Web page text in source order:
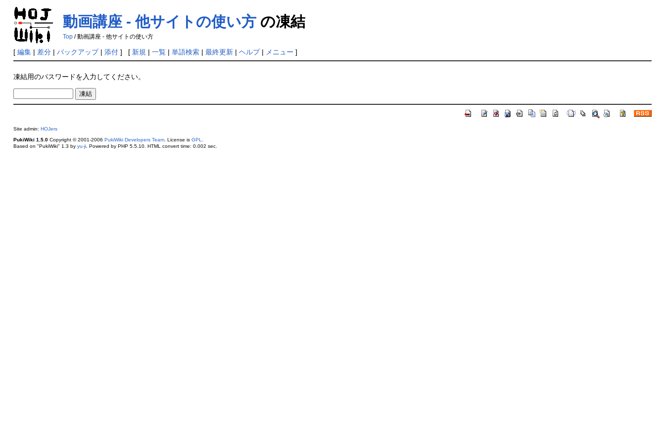
動画講座 - 他サイトの使い方の凍結
Top/ 動画講座 - 他サイトの使い方
[ 編集| 差分| バックアップ| 添付 ] [ 新規 | 一覧| 単語検索| 最終更新| ヘルプ| メニュー ]
凍結用のパスワードを入力してください。
Site admin: HOJers
PukiWiki 1.5.0Copyright © 2001-2006 PukiWiki Developers Team. License is GPL
Based on "PukiWiki" 1.3 by yu-ji. Powered by PHP 5.5.10. HTML convert time: 0.002 sec.